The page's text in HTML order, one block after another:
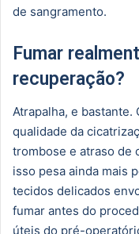
de sangramento.
Fumar
recuperação?
Atrapalha, e
qualidade da
trombose e atraso de
isso pesa ainda mais
tecidos delicados
fumar antes do
úteis do pré-